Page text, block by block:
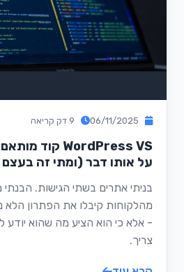
על אותו דבר (ומתי זה
מהלקוחות קיבלו את הפתרון הלא
- אלא כי הוא הציע מה שהוא
צריך.